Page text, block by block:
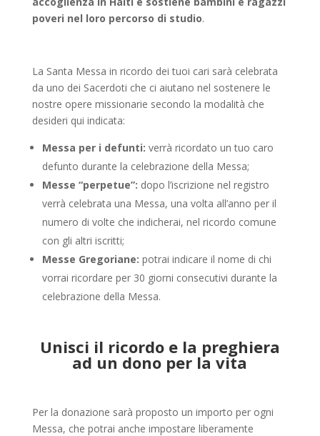
poveri nel loro percorso di studio.
La Santa Messa in ricordo dei tuoi cari sarà celebrata
da uno dei Sacerdoti che ci aiutano nel sostenere le
nostre opere missionarie secondo la modalità che
desideri qui indicata:
Messa per i defunti: verrà ricordato un tuo caro
defunto durante la celebrazione della Messa;
Messe “perpetue”: dopo l’iscrizione nel registro
verrà celebrata una Messa, una volta all’anno per il
numero di volte che indicherai, nel ricordo comune
con gli altri iscritti;
Messe Gregoriane: potrai indicare il nome di chi
vorrai ricordare per 30 giorni consecutivi durante la
celebrazione della Messa.
Unisci il ricordo e la preghiera
ad un dono per la vita
Per la donazione sarà proposto un importo per ogni
Messa, che potrai anche impostare liberamente